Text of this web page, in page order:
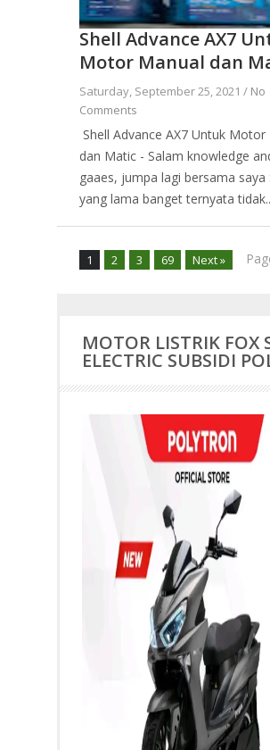
Shell Advance AX7
Motor Manual dan
Saturday, September 25, 2021 / No
Comments
Shell Advance AX7 Untuk Motor
dan Matic - Salam knowledge
gaaes, jumpa lagi bersama saya
yang lama banget ternyata
1 2 3 69 Next »
MOTOR LISTRIK FOX
ELECTRIC SUBSIDI